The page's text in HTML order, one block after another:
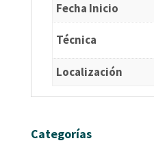
Fecha Inicio
Técnica
Localización
Categorías